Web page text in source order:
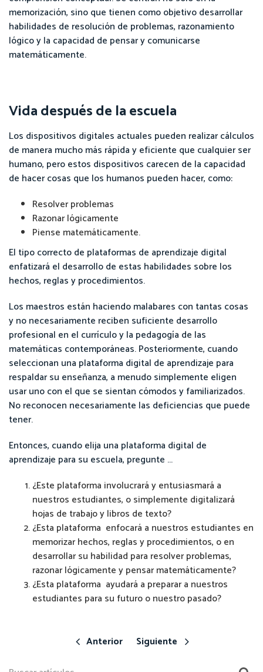
memorización, sino que tienen como objetivo desarrollar
habilidades de resolución de problemas, razonamiento
lógico y la capacidad de pensar y comunicarse
matemáticamente.
Vida después de la escuela
Los dispositivos digitales actuales pueden realizar cálculos
de manera mucho más rápida y eficiente que cualquier ser
humano, pero estos dispositivos carecen de la capacidad
de hacer cosas que los humanos pueden hacer, como:
Resolver problemas
Razonar lógicamente
Piense matemáticamente.
El tipo correcto de plataformas de aprendizaje digital
enfatizará el desarrollo de estas habilidades sobre los
hechos, reglas y procedimientos.
Los maestros están haciendo malabares con tantas cosas
y no necesariamente reciben suficiente desarrollo
profesional en el currículo y la pedagogía de las
matemáticas contemporáneas. Posteriormente, cuando
seleccionan una plataforma digital de aprendizaje para
respaldar su enseñanza, a menudo simplemente eligen
usar uno con el que se sientan cómodos y familiarizados.
No reconocen necesariamente las deficiencias que puede
tener.
Entonces, cuando elija una plataforma digital de
aprendizaje para su escuela, pregunte ...
¿Este plataforma involucrará y entusiasmará a
nuestros estudiantes, o simplemente digitalizará
hojas de trabajo y libros de texto?
¿Esta plataforma enfocará a nuestros estudiantes en
memorizar hechos, reglas y procedimientos, o en
desarrollar su habilidad para resolver problemas,
razonar lógicamente y pensar matemáticamente?
¿Esta plataforma ayudará a preparar a nuestros
estudiantes para su futuro o nuestro pasado?
Anterior Siguiente